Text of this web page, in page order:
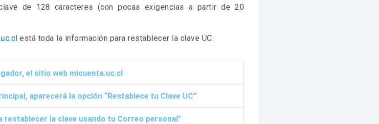
de 128 caracteres (con pocas exigencias a partir de 20
está toda la información para restablecer la clave UC.
el sitio web micuenta.uc.cl
aparecerá la opción “Restablece tu Clave UC”
restablecer la clave usando tu Correo personal"